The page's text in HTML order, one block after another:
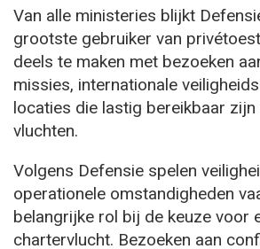
Van alle ministeries blijkt
grootste gebruiker van
deels te maken met bezoeken
missies, internationale
locaties die lastig bereikbaar
vluchten.
Volgens Defensie spelen
operationele omstandigheden
belangrijke rol bij de keuze voor
chartervlucht. Bezoeken aan